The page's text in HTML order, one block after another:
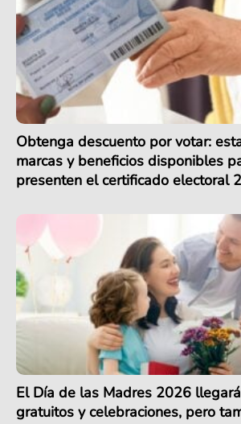
Obtenga descuento por votar:
marcas y beneficios disponibles
presenten el certificado electoral
El Día de las Madres 2026
gratuitos y celebraciones, pero